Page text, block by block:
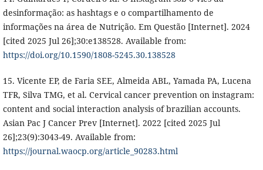
desinformação: as hashtags e o compartilhamento de
informações na área de Nutrição. Em Questão [Internet]. 2024
[cited 2025 Jul 26];30:e138528. Available from:
https://doi.org/10.1590/1808-5245.30.138528
15. Vicente EP, de Faria SEE, Almeida ABL, Yamada PA, Lucena
TFR, Silva TMG, et al. Cervical cancer prevention on instagram:
content and social interaction analysis of brazilian accounts.
Asian Pac J Cancer Prev [Internet]. 2022 [cited 2025 Jul
26];23(9):3043-49. Available from:
https://journal.waocp.org/article_90283.html